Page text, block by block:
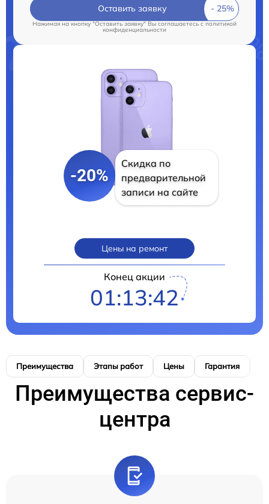
Оставить заявку
Нажимая на кнопку "Оставить заявку" Вы соглашаетесь cполитикой
конфиденциальности
-20%
Скидка по
предварительной
записи на сайте
Цены на ремонт
Конец акции
01:13:41
Преимущества Этапы работ Цены Гарантия
Преимущества сервис-
центра